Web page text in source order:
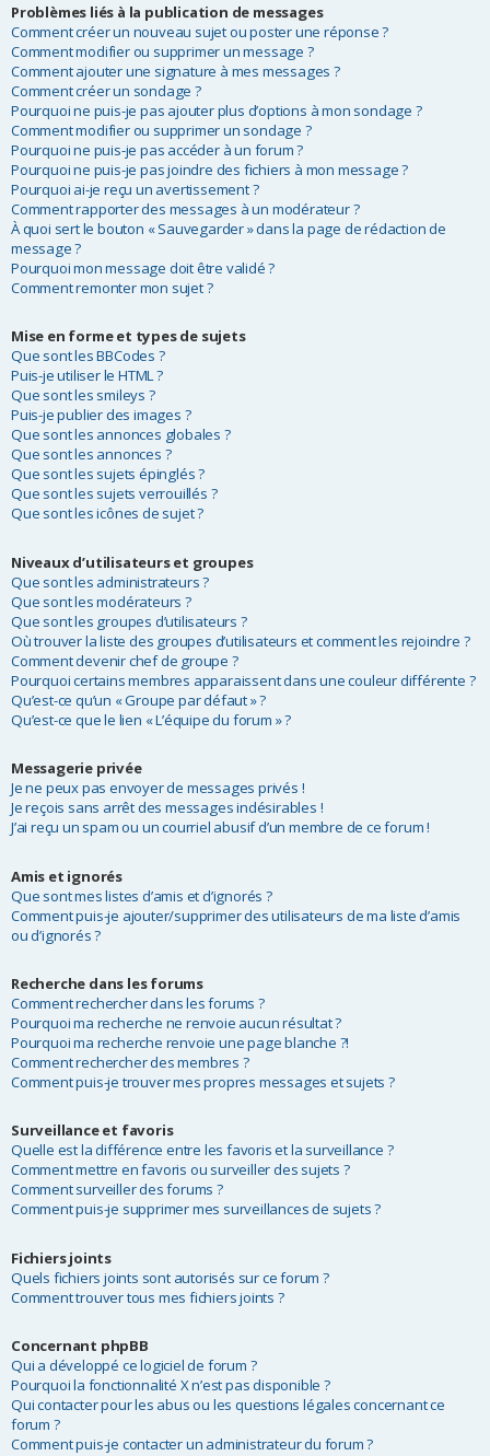
Problèmes liés à la publication de messages
Comment créer un nouveau sujet ou poster une réponse ?
Comment modifier ou supprimer un message ?
Comment ajouter une signature à mes messages ?
Comment créer un sondage ?
Pourquoi ne puis-je pas ajouter plus d’options à mon sondage ?
Comment modifier ou supprimer un sondage ?
Pourquoi ne puis-je pas accéder à un forum ?
Pourquoi ne puis-je pas joindre des fichiers à mon message ?
Pourquoi ai-je reçu un avertissement ?
Comment rapporter des messages à un modérateur ?
À quoi sert le bouton « Sauvegarder » dans la page de rédaction de
message ?
Pourquoi mon message doit être validé ?
Comment remonter mon sujet ?
Mise en forme et types de sujets
Que sont les BBCodes ?
Puis-je utiliser le HTML ?
Que sont les smileys ?
Puis-je publier des images ?
Que sont les annonces globales ?
Que sont les annonces ?
Que sont les sujets épinglés ?
Que sont les sujets verrouillés ?
Que sont les icônes de sujet ?
Niveaux d’utilisateurs et groupes
Que sont les administrateurs ?
Que sont les modérateurs ?
Que sont les groupes d’utilisateurs ?
Où trouver la liste des groupes d’utilisateurs et comment les rejoindre ?
Comment devenir chef de groupe ?
Pourquoi certains membres apparaissent dans une couleur différente ?
Qu’est-ce qu’un « Groupe par défaut » ?
Qu’est-ce que le lien « L’équipe du forum » ?
Messagerie privée
Je ne peux pas envoyer de messages privés !
Je reçois sans arrêt des messages indésirables !
J’ai reçu un spam ou un courriel abusif d’un membre de ce forum !
Amis et ignorés
Que sont mes listes d’amis et d’ignorés ?
Comment puis-je ajouter/supprimer des utilisateurs de ma liste d’amis
ou d’ignorés ?
Recherche dans les forums
Comment rechercher dans les forums ?
Pourquoi ma recherche ne renvoie aucun résultat ?
Pourquoi ma recherche renvoie une page blanche ?!
Comment rechercher des membres ?
Comment puis-je trouver mes propres messages et sujets ?
Surveillance et favoris
Quelle est la différence entre les favoris et la surveillance ?
Comment mettre en favoris ou surveiller des sujets ?
Comment surveiller des forums ?
Comment puis-je supprimer mes surveillances de sujets ?
Fichiers joints
Quels fichiers joints sont autorisés sur ce forum ?
Comment trouver tous mes fichiers joints ?
Concernant phpBB
Qui a développé ce logiciel de forum ?
Pourquoi la fonctionnalité X n’est pas disponible ?
Qui contacter pour les abus ou les questions légales concernant ce
forum ?
Comment puis-je contacter un administrateur du forum ?